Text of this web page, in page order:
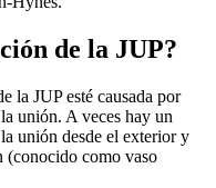
de la JUP?
la JUP esté causada por
unión. A veces hay un
unión desde el exterior y
(conocido como vaso